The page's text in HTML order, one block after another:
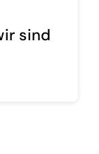
sind